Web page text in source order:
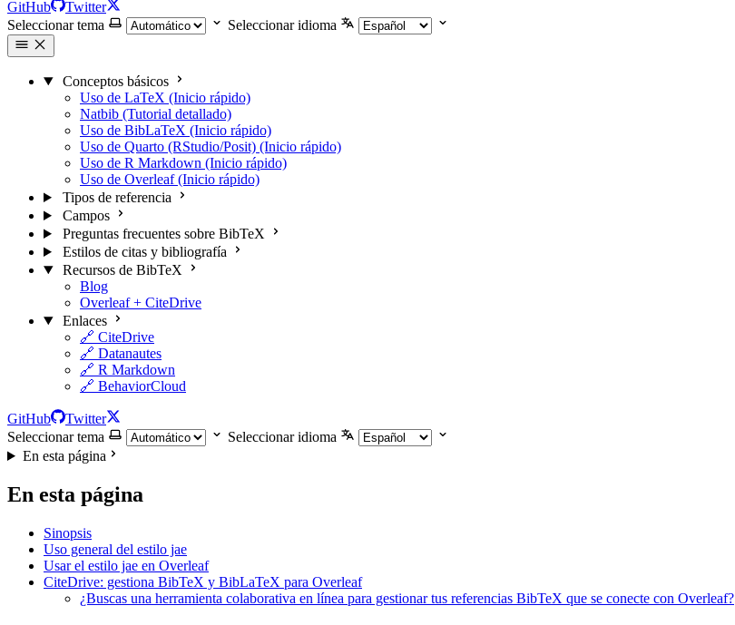
GitHub
Twitter
Seleccionar tema
Seleccionar idioma
Conceptos básicos
Uso de LaTeX (Inicio rápido)
Natbib (Tutorial detallado)
Uso de BibLaTeX (Inicio rápido)
Uso de Quarto (RStudio/Posit) (Inicio rápido)
Uso de R Markdown (Inicio rápido)
Uso de Overleaf (Inicio rápido)
Tipos de referencia
Campos
Preguntas frecuentes sobre BibTeX
Estilos de citas y bibliografía
Recursos de BibTeX
Blog
Overleaf + CiteDrive
Enlaces
🔗 CiteDrive
🔗 Datanautes
🔗 R Markdown
🔗 BehaviorCloud
GitHub
Twitter
Seleccionar tema
Seleccionar idioma
En esta página
En esta página
Sinopsis
Uso general del estilo jae
Usar el estilo jae en Overleaf
CiteDrive: gestiona BibTeX y BibLaTeX para Overleaf
¿Buscas una herramienta colaborativa en línea para gestionar tus referencias BibTeX que se conecte con Overleaf?